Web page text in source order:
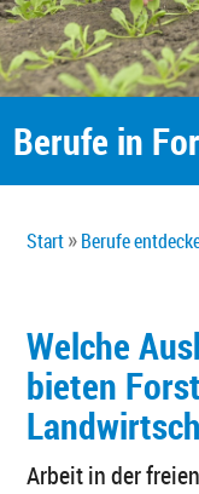
Berufe in
Start Berufe
Welche
bieten
Arbeit in der